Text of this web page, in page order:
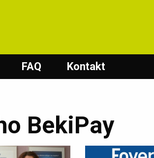
FAQ Kontakt
BekiPay